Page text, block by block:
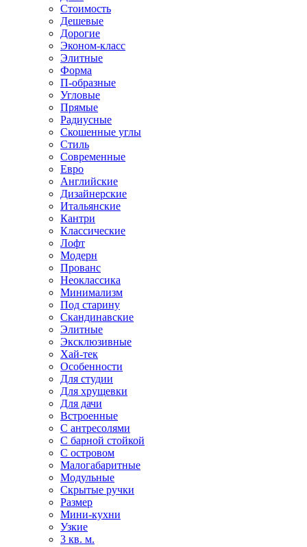
Стоимость
Дешевые
Дорогие
Эконом-класс
Элитные
Форма
П-образные
Угловые
Прямые
Радиусные
Скошенные углы
Стиль
Современные
Евро
Английские
Дизайнерские
Итальянские
Кантри
Классические
Лофт
Модерн
Прованс
Неоклассика
Минимализм
Под старину
Скандинавские
Элитные
Эксклюзивные
Хай-тек
Особенности
Для студии
Для хрущевки
Для дачи
Встроенные
С антресолями
С барной стойкой
С островом
Малогабаритные
Модульные
Скрытые ручки
Размер
Мини-кухни
Узкие
3 кв. м.